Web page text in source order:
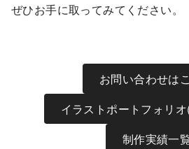
ぜひお手に取ってみてください。
お問い合わせは
イラストポートフォリ
制作実績一